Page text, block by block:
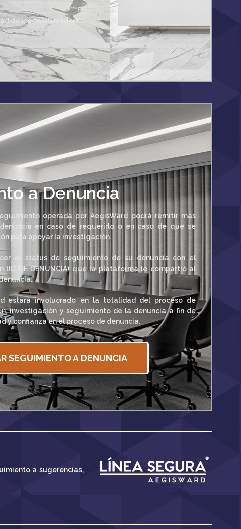
de los colaboradores.
a Denuncia
operada por AegisWard podrá remitir más
en caso de requerirlo o en caso de que se
para apoyar la investigación.
el status de seguimiento de su denuncia con el
(ID DE DENUNCIA) que la plataforma le compartió al
estará involucrado en la totalidad del proceso de
investigación y seguimiento de la denuncia a fin de
y confianza en el proceso de denuncia.
SEGUIMIENTO A DENUNCIA
a sugerencias,